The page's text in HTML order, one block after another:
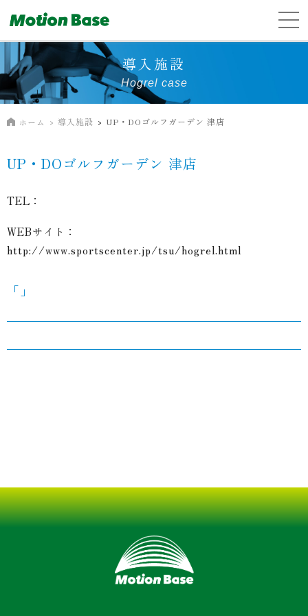
導入施設
Hogrel case
ホーム 導入施設 UP・DOゴルフガーデン 津店
UP・DOゴルフガーデン 津店
TEL：
WEBサイト：
http://www.sportscenter.jp/tsu/hogrel.html
「」